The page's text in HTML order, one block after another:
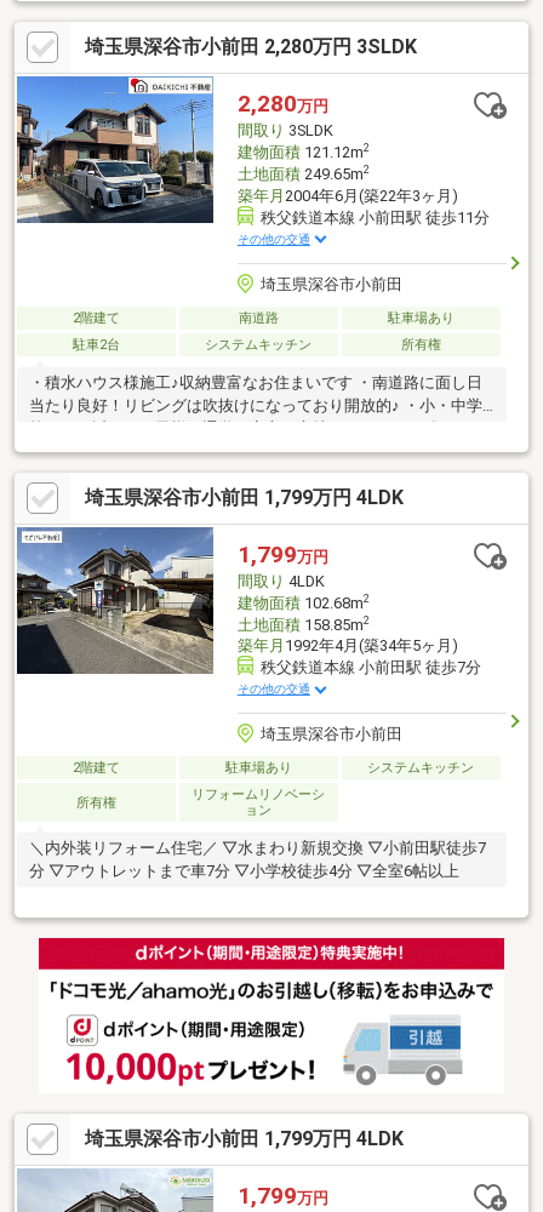
埼玉県深谷市小前田 2,280万円 3SLDK
2,280万円
間取り 3SLDK
建物面積121.12m2
土地面積249.65m2
築年月 2004年6月(築22年3ヶ月)
秩父鉄道本線 小前田駅 徒歩11分
その他の交通
埼玉県深谷市小前田
2階建て 南道路
駐車場あり
駐車2台
システムキッチン 所有権
・積水ハウス様施工♪収納豊富なお住まいです ・南道路に面し日
当たり良好！リビングは吹抜けになっており開放的♪ ・小・中学
校までも近く、お子様の通学も安心の立地です！ ・2026年6月リ
フォーム完了！
埼玉県深谷市小前田 1,799万円 4LDK
1,799万円
間取り 4LDK
建物面積102.68m2
土地面積158.85m2
築年月 1992年4月(築34年5ヶ月)
秩父鉄道本線 小前田駅 徒歩7分
その他の交通
埼玉県深谷市小前田
2階建て 駐車場あり システムキッチン
所有権
リフォームリノベーシ
ョン
＼内外装リフォーム住宅／ ▽水まわり新規交換 ▽小前田駅徒歩7
分 ▽アウトレットまで車7分 ▽小学校徒歩4分 ▽全室6帖以上
埼玉県深谷市小前田 1,799万円 4LDK
1,799万円